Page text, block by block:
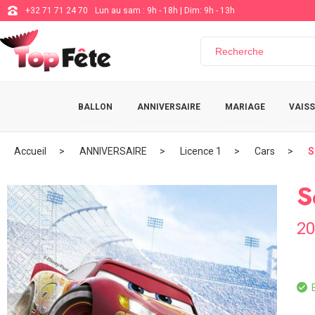
+32 71 71 24 70 Lun au sam : 9h - 18h | Dim: 9h - 13h
BALLON ANNIVERSAIRE MARIAGE
Accueil ANNIVERSAIRE Licence 1 Cars